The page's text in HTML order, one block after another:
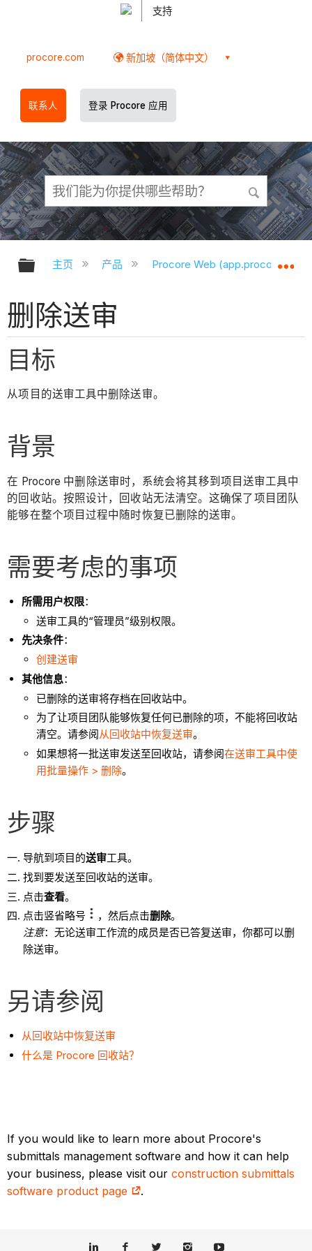
支持
procore.com 新加坡（简体中文）
联系人 登录 Procore 应用
扩展/隐缩全局层次
主页 产品 Procore Web
删除送审
目标
从项目的送审工具中删除送审。
背景
在 Procore 中删除送审时，系统会将其移到项目送审工具中
的回收站。按照设计，回收站无法清空。这确保了项目团队
能够在整个项目过程中随时恢复已删除的送审。
需要考虑的事项
所需用户权限：
送审工具的“管理员”级别权限。
先决条件：
创建送审
其他信息：
已删除的送审将存档在回收站中。
为了让项目团队能够恢复任何已删除的项，不能将回收站
清空。请参阅从回收站中恢复送审。
如果想将一批送审发送至回收站，请参阅在送审工具中使
用批量操作 > 删除。
步骤
导航到项目的送审工具。
找到要发送至回收站的送审。
点击查看。
点击竖省略号
，然后点击删除。
注意：无论送审工作流的成员是否已答复送审，你都可以删
除送审。
另请参阅
从回收站中恢复送审
什么是 Procore 回收站？
If you would like to learn more about Procore's
submittals management software and how it can help
your business, please visit ourconstruction submittals
software product page
.